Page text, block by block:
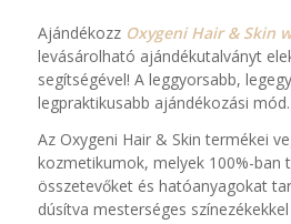
Ajándékozz Oxygeni Hair & Skin
levásárolható ajándékutalványt
segítségével! A leggyorsabb,
legpraktikusabb ajándékozási mód.
Az Oxygeni Hair & Skin termékei
kozmetikumok, melyek 100%-ban
összetevőket és hatóanyagokat
dúsítva mesterséges